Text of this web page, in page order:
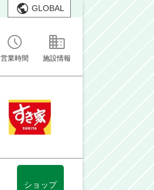
GLOBAL
営業時間 施設情報
ショップ